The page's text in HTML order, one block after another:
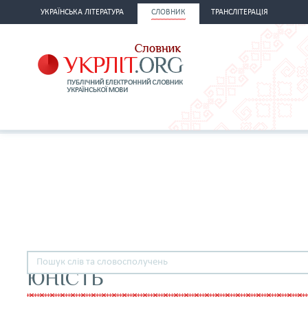
УКРАЇНСЬКА ЛІТЕРАТУРА СЛОВНИК ТРАНСЛІТЕРАЦІЯ
ЮНІСТЬ